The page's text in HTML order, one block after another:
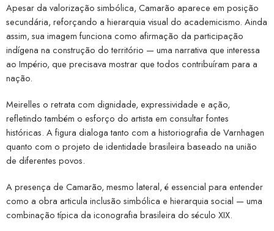
Apesar da valorização simbólica, Camarão aparece em posição
secundária, reforçando a hierarquia visual do academicismo. Ainda
assim, sua imagem funciona como afirmação da participação
indígena na construção do território — uma narrativa que interessa
ao Império, que precisava mostrar que todos contribuíram para a
nação.
Meirelles o retrata com dignidade, expressividade e ação,
refletindo também o esforço do artista em consultar fontes
históricas. A figura dialoga tanto com a historiografia de Varnhagen
quanto com o projeto de identidade brasileira baseado na união
de diferentes povos.
A presença de Camarão, mesmo lateral, é essencial para entender
como a obra articula inclusão simbólica e hierarquia social — uma
combinação típica da iconografia brasileira do século XIX.